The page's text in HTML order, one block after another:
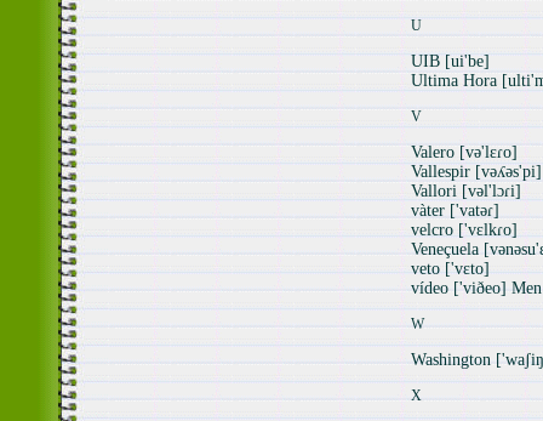
U
UIB [ui'be]
Ultima Hora
V
Valero [və'lɛɾo]
Vallespir [vəʎəs'pi]
Vallori [vəl'lɔɾi]
vàter ['vatəɾ]
velcro ['vɛlkɾo]
Veneçuela
veto ['vɛto]
vídeo ['viðeo]
W
Washington
X